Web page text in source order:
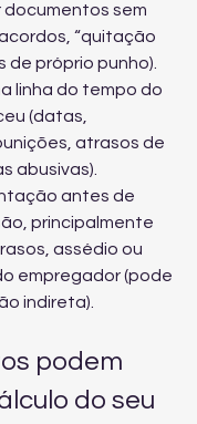
documentos sem
“quitação
de próprio punho).
linha do tempo do
(datas,
atrasos de
abusivas).
antes de
principalmente
assédio ou
empregador (pode
indireta).
podem
do seu